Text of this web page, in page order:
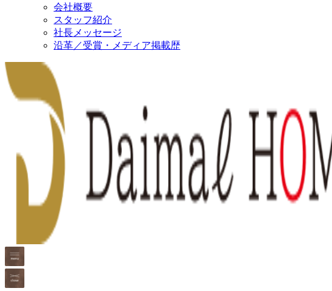
会社概要
スタッフ紹介
社長メッセージ
沿革／受賞・メディア掲載歴